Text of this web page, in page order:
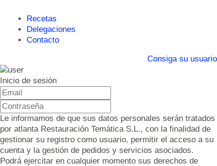
Recetas
Delegaciones
Contacto
Consiga su usuario
Inicio de sesión
Le informamos de que sus datos personales serán tratados
por atlanta Restauración Temática S.L., con la finalidad de
gestionar su registro como usuario, permitir el acceso a su
cuenta y la gestión de pedidos y servicios asociados.
Podrá ejercitar en cualquier momento sus derechos de